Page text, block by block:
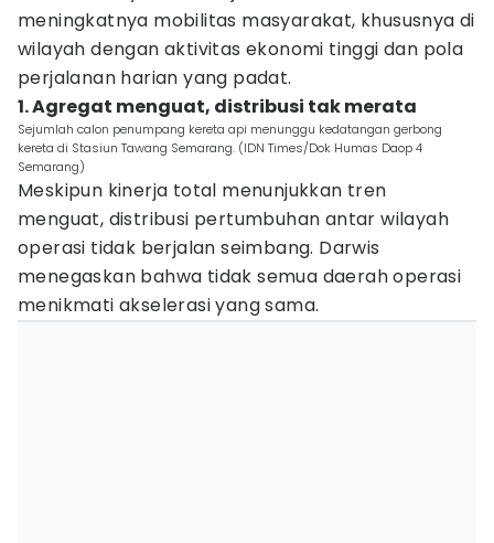
meningkatnya mobilitas masyarakat, khususnya di
wilayah dengan aktivitas ekonomi tinggi dan pola
perjalanan harian yang padat.
1. Agregat menguat, distribusi tak merata
Sejumlah calon penumpang kereta api menunggu kedatangan gerbong
kereta di Stasiun Tawang Semarang. (IDN Times/Dok Humas Daop 4
Semarang)
Meskipun kinerja total menunjukkan tren
menguat, distribusi pertumbuhan antar wilayah
operasi tidak berjalan seimbang. Darwis
menegaskan bahwa tidak semua daerah operasi
menikmati akselerasi yang sama.